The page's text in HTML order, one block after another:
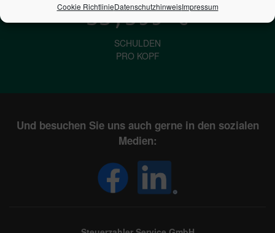
Cookie RichtlinieDatenschutzhinweisImpressum
33,599€
SCHULDEN
PRO KOPF
Und besuchen Sie uns auch gerne in den sozialen
Medien: